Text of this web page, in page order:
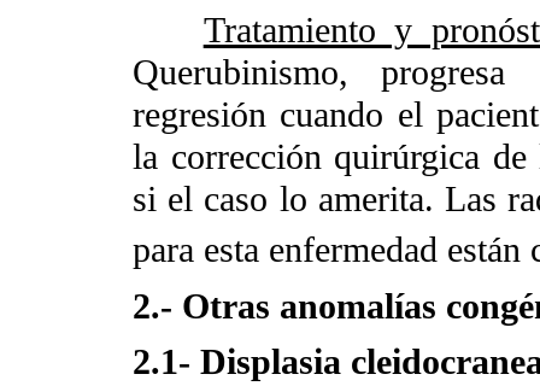
Tratamiento y
Querubinismo,
regresión cuando el
la corrección quirúrgica de
si el caso lo amerita. Las
para esta enfermedad
2.- Otras anomalías
2.1- Displasia